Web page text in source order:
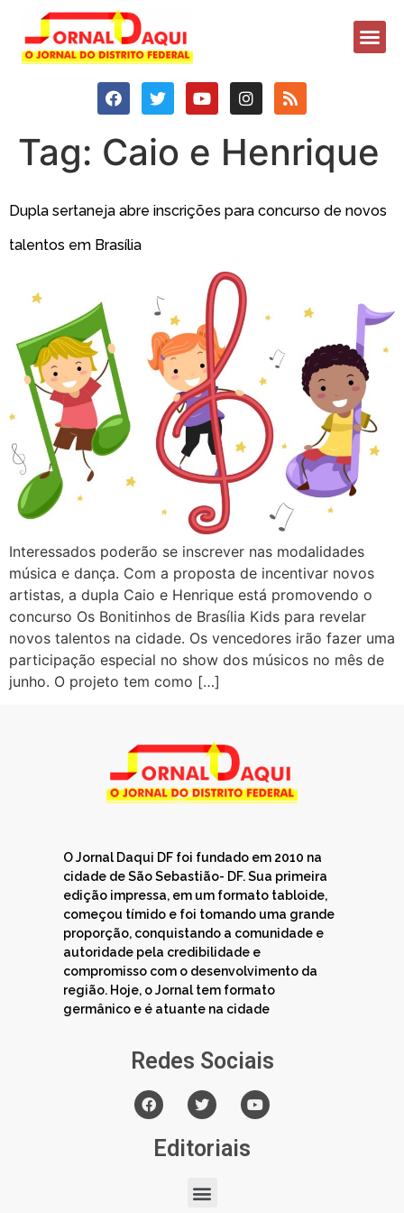
Tag: Caio e Henrique
Dupla sertaneja abre inscrições para concurso de novos
talentos em Brasília
Interessados poderão se inscrever nas modalidades
música e dança. Com a proposta de incentivar novos
artistas, a dupla Caio e Henrique está promovendo o
concurso Os Bonitinhos de Brasília Kids para revelar
novos talentos na cidade. Os vencedores irão fazer uma
participação especial no show dos músicos no mês de
junho. O projeto tem como […]
O Jornal Daqui DF foi fundado em 2010 na
cidade de São Sebastião- DF. Sua primeira
edição impressa, em um formato tabloide,
começou tímido e foi tomando uma grande
proporção, conquistando a comunidade e
autoridade pela credibilidade e
compromisso com o desenvolvimento da
região. Hoje, o Jornal tem formato
germânico e é atuante na cidade
Redes Sociais
Editoriais